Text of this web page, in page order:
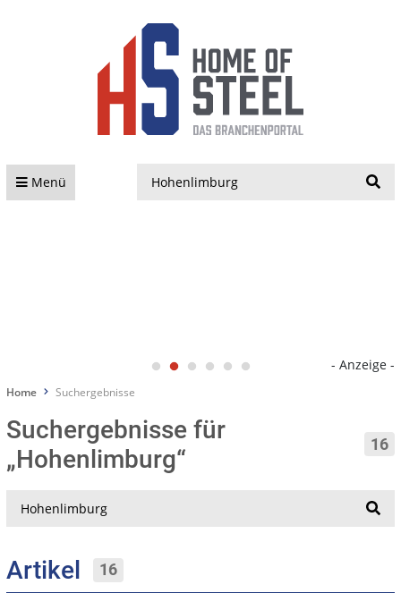
Menü
- Anzeige -
Home Suchergebnisse
Suchergebnisse für
„Hohenlimburg“
16
Artikel 16